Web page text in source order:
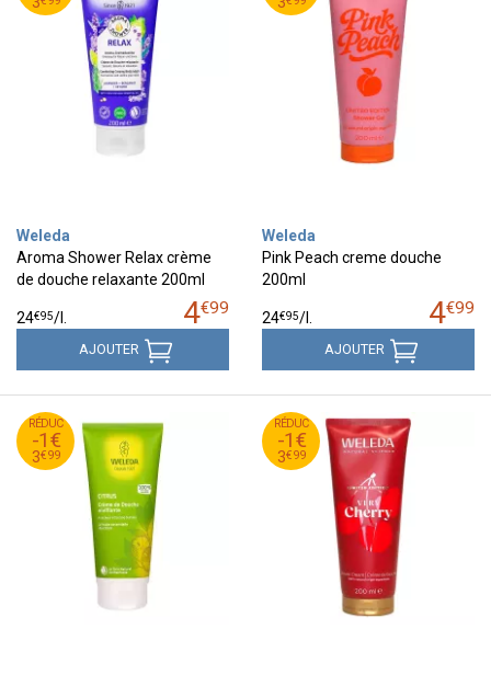
Weleda
Aroma Shower Relax crème
de douche relaxante 200ml
4€99
24€95/
AJOUTER
Weleda
Pink Peach creme douche
200ml
4€99
24€95/
AJOUTER
RÉDUC
-1€
3€99
4
€
99
3
€
99
RÉDUC
-1€
3€99
4
€
99
3
€
99